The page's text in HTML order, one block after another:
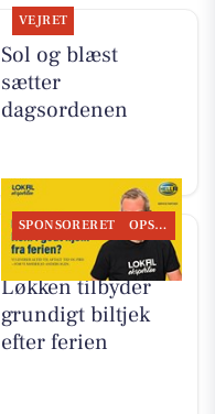
VEJRET
Sol og blæst
sætter
dagsordenen
SPONSORERET OPSLAGSTAVLEN
Autogården
Løkken tilbyder
grundigt biltjek
efter ferien